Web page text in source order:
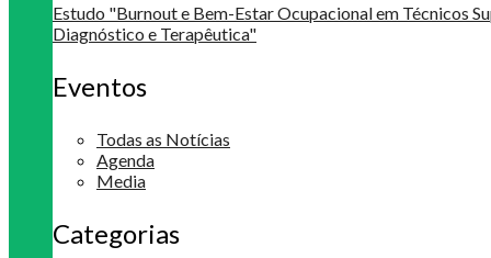
Estudo "Burnout e Bem-Estar Ocupacional em Técnicos
Diagnóstico e Terapêutica"
Eventos
Todas as Notícias
Agenda
Media
Categorias